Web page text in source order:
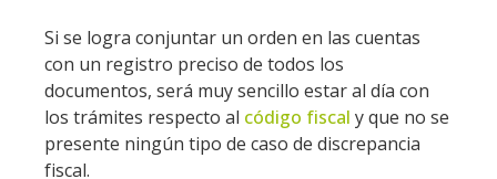
Si se logra conjuntar un orden en las cuentas
con un registro preciso de todos los
documentos, será muy sencillo estar al día con
los trámites respecto al código fiscal y que no se
presente ningún tipo de caso de discrepancia
fiscal.